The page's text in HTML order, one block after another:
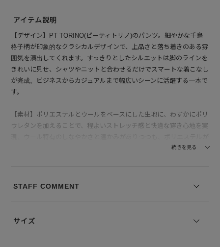
アイテム説明
【デザイン】PT TORINO(ピーティトリノ)のパンツ。細やかな千鳥
格子柄が印象的なクラシカルデザインで、上品さと落ち着きのある雰
囲気を演出してくれます。すっきりとしたシルエットは脚のラインを
きれいに見せ、シャツやニットと合わせるだけでスマートな着こなし
が完成。ビジネスからカジュアルまで幅広いシーンに活躍する一本で
す。
【素材】ポリエステルとウールをベースにした生地に、わずかにポリ
ウレタンを加えることで、程よいストレッチ感と快適な穿き心地を実
加わることで軽やかでシワになりにくいのが特徴です。触れるとさら
続きを見る
STAFF COMMENT
サイズ